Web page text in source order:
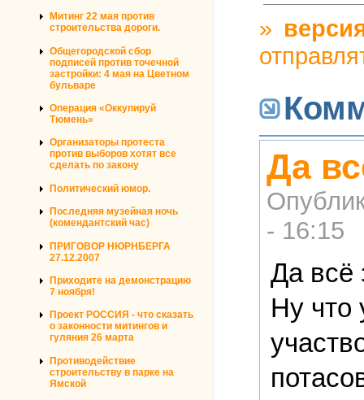
Митинг 22 мая против
строительства дороги.
Общегородской сбор
подписей против точечной
застройки: 4 мая на Цветном
бульваре
Операция «Оккупируй
Тюмень»
Организаторы протеста
против выборов хотят все
сделать по закону
Политический юмор.
Последняя музейная ночь
(комендантский час)
ПРИГОВОР НЮРНБЕРГА
27.12.2007
Приходите на демонстрацию
7 ноября!
Проект РОССИЯ - что сказать
о законности митингов и
гуляния 26 марта
Противодействие
строительству в парке на
Ямской
»
Да
- 16:15
Да всё
Ну что